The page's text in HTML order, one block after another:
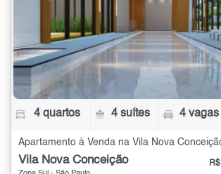
4 quartos 4 suítes 4 vagas
Vila Nova Conceição R$